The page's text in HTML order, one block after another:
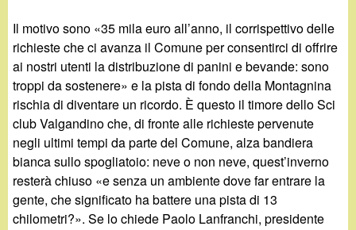
Il motivo sono «35 mila euro all’anno, il corrispettivo delle
richieste che ci avanza il Comune per consentirci di offrire
ai nostri utenti la distribuzione di panini e bevande: sono
troppi da sostenere» e la pista di fondo della Montagnina
rischia di diventare un ricordo. È questo il timore dello Sci
club Valgandino che, di fronte alle richieste pervenute
negli ultimi tempi da parte del Comune, alza bandiera
bianca sullo spogliatoio: neve o non neve, quest’inverno
resterà chiuso «e senza un ambiente dove far entrare la
gente, che significato ha battere una pista di 13
chilometri?». Se lo chiede Paolo Lanfranchi, presidente